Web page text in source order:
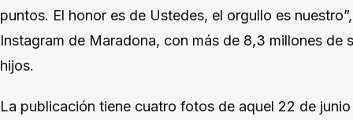
puntos. El honor es de Ustedes, el orgullo es
Instagram de Maradona, con más de 8,3 millones de
hijos.
La publicación tiene cuatro fotos de aquel 22 de